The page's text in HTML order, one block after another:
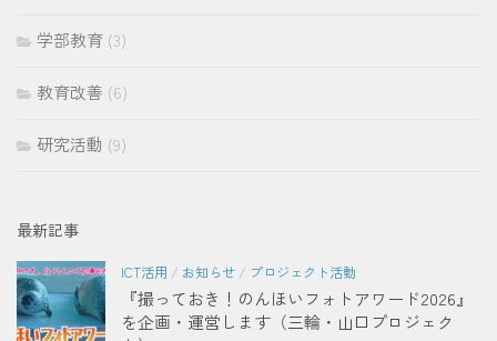
学部教育 (3)
教育改善 (6)
研究活動 (9)
最新記事
ICT活用 / お知らせ / プロジェクト活動
『撮っておき！のんほいフォトアワード2026』
を企画・運営します（三輪・山口プロジェク